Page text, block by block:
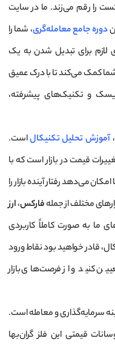
را رقم می‌زند. ما در سایت
دوره جامع معامله‌گری، شما را
لازم برای تبدیل شدن به یک
کمک می‌کند تا با درک عمیق
ریسک و تکنیک‌های پیشرفته،
آموزش تحلیل تکنیکالاست.
قیمت در بازار است که با
می‌دهد رفتار آینده بازار را
مختلف از جملهفارکس،ارز
ما به صورت کاملاً کاربردی
قادر خواهید بود نقاط ورود
کنید و از فرصت‌های بازار
سرمایه‌گذاری و معامله است.
قیمتی این فلز گران‌بها